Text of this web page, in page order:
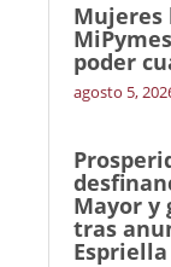
Mujeres
poder
agosto 5,
Mayor y
tras
Espriella